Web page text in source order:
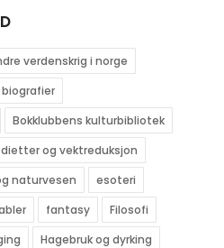
verdenskrig i norge
biografier
Bokklubbens kulturbibliotek
dietter og vektreduksjon
naturvesen
esoteri
fantasy
Filosofi
Hagebruk og dyrking